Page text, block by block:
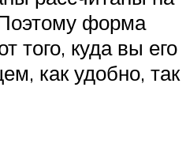
форма
того, куда вы его
как удобно, так